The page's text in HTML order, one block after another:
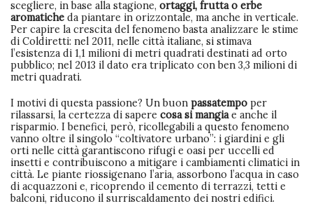
scegliere, in base alla stagione, ortaggi, frutta o erbe
aromatiche da piantare in orizzontale, ma anche in verticale.
Per capire la crescita del fenomeno basta analizzare le stime
di Coldiretti: nel 2011, nelle città italiane, si stimava
l’esistenza di 1,1 milioni di metri quadrati destinati ad orto
pubblico; nel 2013 il dato era triplicato con ben 3,3 milioni di
metri quadrati.
I motivi di questa passione? Un buon passatempo per
rilassarsi, la certezza di sapere cosa si mangiae anche il
risparmio. I benefici, però, ricollegabili a questo fenomeno
vanno oltre il singolo “coltivatore urbano”: i giardini e gli
orti nelle città garantiscono rifugi e oasi per uccelli ed
insetti e contribuiscono a mitigare i cambiamenti climatici in
città. Le piante riossigenano l’aria, assorbono l’acqua in caso
di acquazzoni e, ricoprendo il cemento di terrazzi, tetti e
balconi, riducono il surriscaldamento dei nostri edifici.